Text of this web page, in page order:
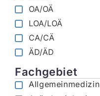
OA/OÄ
LOA/LOÄ
CA/CÄ
ÄD/ÄD
Fachgebiet
Allgemeinmedizin